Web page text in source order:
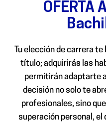
OFERTA
Tu elección de carrera
título; adquirirás las
permitirán adaptarte
decisión no solo te
profesionales, sino
superación personal, el